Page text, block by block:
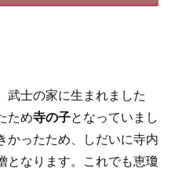
武士の家に生まれました
ため寺の子となっていまし
かったため、しだいに寺内
となります。これでも恵瓊